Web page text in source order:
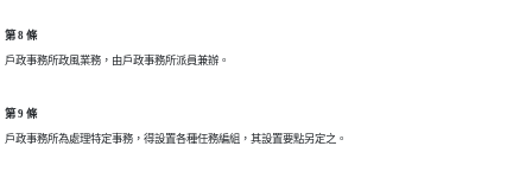
第 8 條
戶政事務所政風業務，由戶政事務所派員兼辦。
第 9 條
戶政事務所為處理特定事務，得設置各種任務編組，其設置要點另定之。